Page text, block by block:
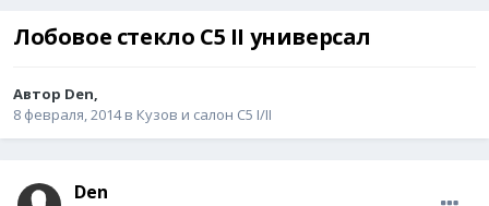
Лобовое стекло С5 II универсал
Автор Den,
8 февраля, 2014в Кузов и салон C5 I/II
Den